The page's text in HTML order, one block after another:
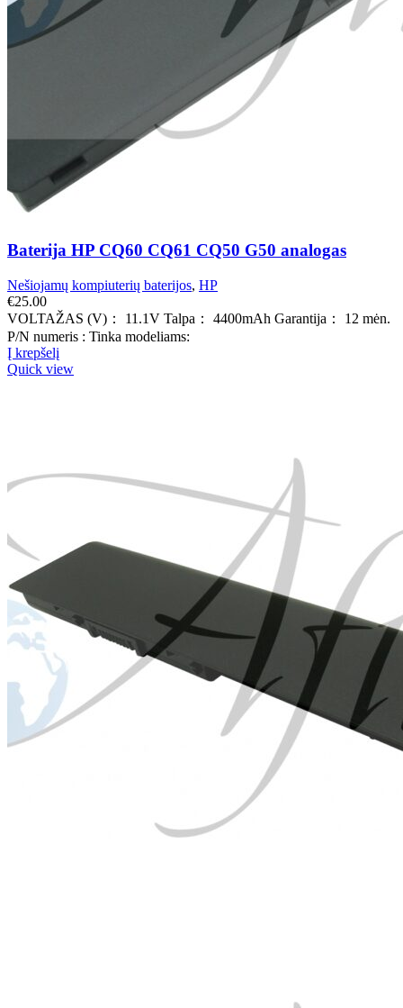
Baterija HP CQ60 CQ61 CQ50 G50 analogas
Nešiojamų kompiuterių baterijos, HP
€25.00
VOLTAŽAS (V)： 11.1V Talpa： 4400mAh Garantija： 12 mėn.
P/N numeris : Tinka modeliams:
Į krepšelį
Quick view